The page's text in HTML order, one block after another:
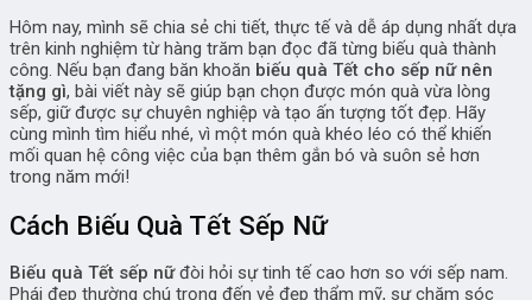
Hôm nay, mình sẽ chia sẻ chi tiết, thực tế và dễ áp dụng nhất dựa
trên kinh nghiệm từ hàng trăm bạn đọc đã từng biếu quà thành
công. Nếu bạn đang băn khoăn biếu quà Tết cho sếp nữ nên
tặng gì, bài viết này sẽ giúp bạn chọn được món quà vừa lòng
sếp, giữ được sự chuyên nghiệp và tạo ấn tượng tốt đẹp. Hãy
cùng mình tìm hiểu nhé, vì một món quà khéo léo có thể khiến
mối quan hệ công việc của bạn thêm gắn bó và suôn sẻ hơn
trong năm mới!
Cách Biếu Quà Tết Sếp Nữ
Biếu quà Tết sếp nữđòi hỏi sự tinh tế cao hơn so với sếp nam.
Phái đẹp thường chú trọng đến vẻ đẹp thẩm mỹ, sự chăm sóc